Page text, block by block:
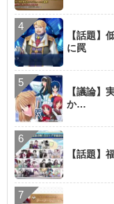
【話題】
に罠
【議論】
か…
【話題】